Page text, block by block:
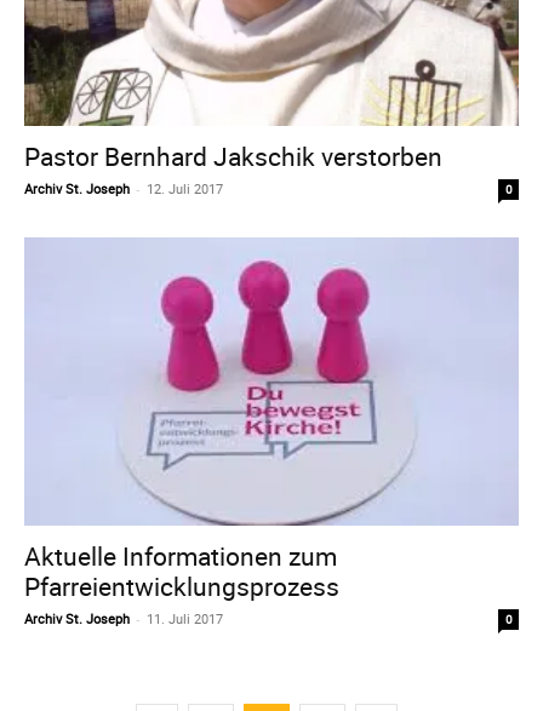
Pastor Bernhard Jakschik verstorben
Archiv St. Joseph - 12. Juli 2017 0
Aktuelle Informationen zum
Pfarreientwicklungsprozess
Archiv St. Joseph - 11. Juli 2017 0